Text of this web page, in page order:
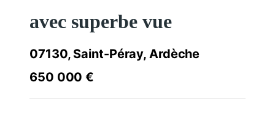
avec superbe vue
07130, Saint-Péray, Ardèche
650 000 €